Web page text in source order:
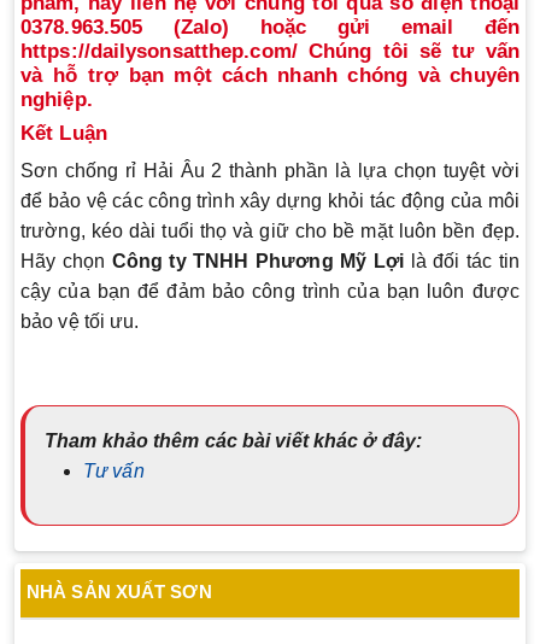
0378.963.505 (Zalo) hoặc gửi email đến
https://dailysonsatthep.com/ Chúng tôi sẽ tư vấn
và hỗ trợ bạn một cách nhanh chóng và chuyên
nghiệp.
Kết Luận
Sơn chống rỉ Hải Âu 2 thành phần là lựa chọn tuyệt vời
để bảo vệ các công trình xây dựng khỏi tác động của môi
trường, kéo dài tuổi thọ và giữ cho bề mặt luôn bền đẹp.
Hãy chọn Công ty TNHH Phương Mỹ Lợi là đối tác tin
cậy của bạn để đảm bảo công trình của bạn luôn được
bảo vệ tối ưu.
Tham khảo thêm các bài viết khác ở đây:
Tư vấn
NHÀ SẢN XUẤT SƠN